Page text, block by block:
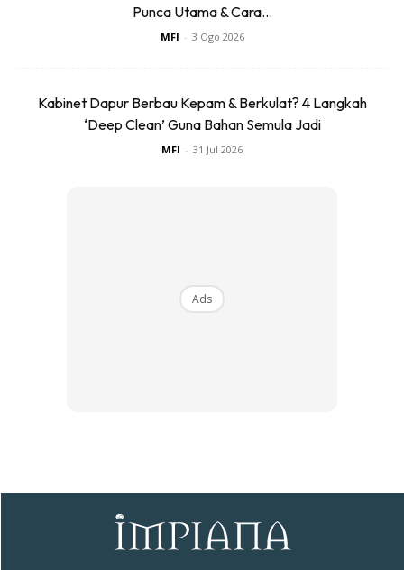
mempunyai minat untuk menghasilkan tanaman yang bukan
sahaja hiasan malahan adalah sumber makanan untuk
mereka semua”, kata Puan Aida. Apabila jiran yang lain
Punca Utama & Cara...
MFI - 3 Ogo 2026
Kabinet Dapur Berbau Kepam & Berkulat? 4 Langkah
‘Deep Clean’ Guna Bahan Semula Jadi
MFI - 31 Jul 2026
Ads